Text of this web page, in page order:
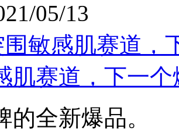
05/13
肌赛道，下一
的全新爆品。